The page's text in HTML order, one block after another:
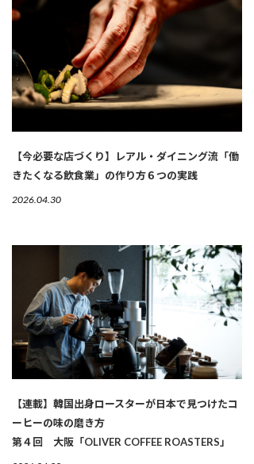
【今必要な店づくり】レアル・ダイニング流「働
きたくなる飲食業」の作り方６つの実践
2026.04.30
【連載】韓国出身ロースターが日本で見つけたコ
ーヒーの味の磨き方
第４回 大阪「OLIVER COFFEE ROASTERS」